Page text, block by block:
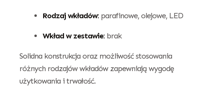
Rodzaj wkładów: parafinowe, olejowe, LED
Wkład w zestawie: brak
Solidna konstrukcja oraz możliwość stosowania
różnych rodzajów wkładów zapewniają wygodę
użytkowania i trwałość.